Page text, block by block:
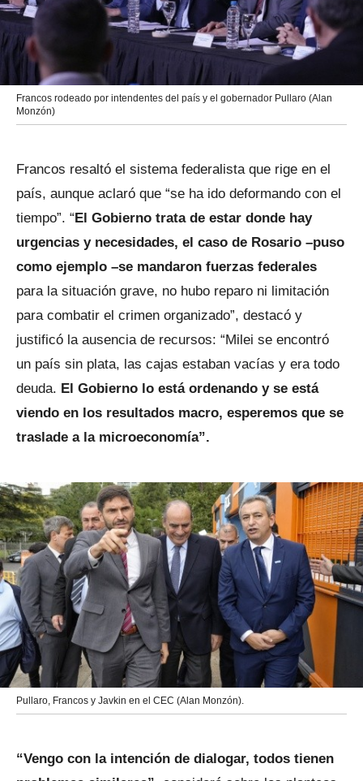
Francos rodeado por intendentes del país y el gobernador Pullaro (Alan
Monzón)
Francos resaltó el sistema federalista que rige en el
país, aunque aclaró que “se ha ido deformando con el
tiempo”. “El Gobierno trata de estar donde hay
urgencias y necesidades, el caso de Rosario –puso
como ejemplo –se mandaron fuerzas federales
para la situación grave, no hubo reparo ni limitación
para combatir el crimen organizado”, destacó y
justificó la ausencia de recursos: “Milei se encontró
un país sin plata, las cajas estaban vacías y era todo
deuda. El Gobierno lo está ordenando y se está
viendo en los resultados macro, esperemos que se
traslade a la microeconomía”.
Pullaro, Francos y Javkin en el CEC (Alan Monzón).
“Vengo con la intención de dialogar, todos tienen